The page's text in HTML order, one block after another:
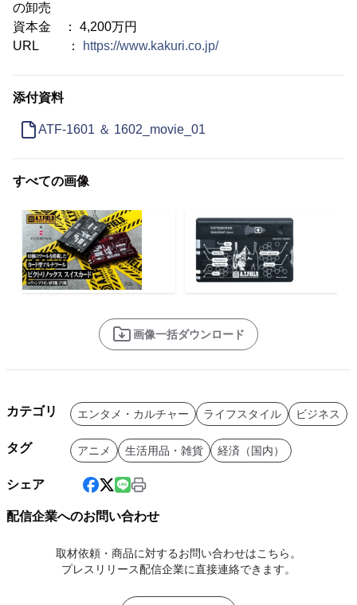
の卸売
資本金 ： 4,200万円
URL ：
https://www.kakuri.co.jp/
添付資料
ATF-1601 ＆ 1602_movie_01
すべての画像
画像一括ダウンロード
カテゴリ エンタメ・カルチャー ライフスタイル ビジネス
タグ アニメ 生活用品・雑貨 経済（国内）
シェア
配信企業へのお問い合わせ
取材依頼・商品に対するお問い合わせはこちら。
プレスリリース配信企業に直接連絡できます。